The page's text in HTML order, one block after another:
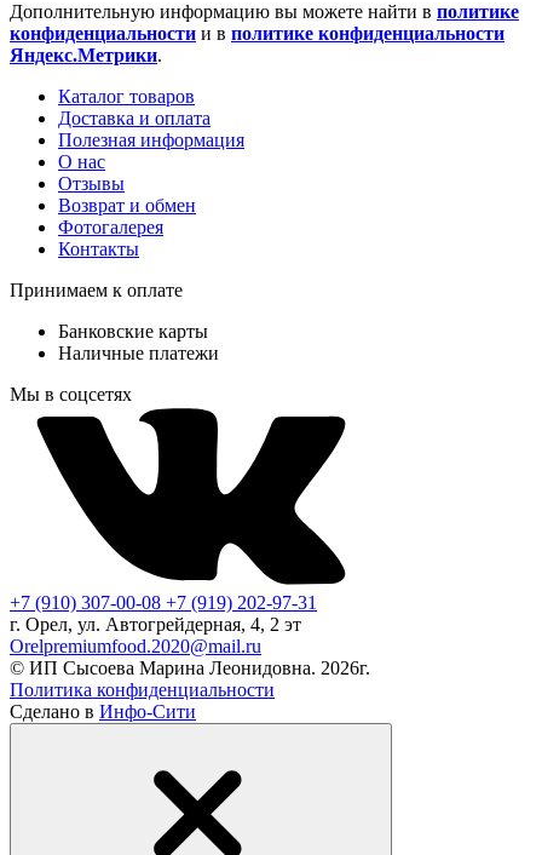
Дополнительную информацию вы можете найти в политике
конфиденциальности и в политике конфиденциальности
Яндекс.Метрики.
Каталог товаров
Доставка и оплата
Полезная информация
О нас
Отзывы
Возврат и обмен
Фотогалерея
Контакты
Принимаем к оплате
Банковские карты
Наличные платежи
Мы в соцсетях
+7 (910) 307-00-08 +7 (919) 202-97-31
г. Орел, ул. Автогрейдерная, 4, 2 эт
Orelpremiumfood.2020@mail.ru
© ИП Сысоева Марина Леонидовна. 2026г.
Политика конфиденциальности
Сделано в Инфо-Сити